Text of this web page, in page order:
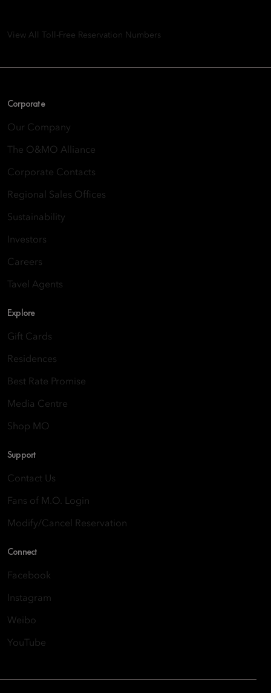
View All Toll-Free Reservation Numbers
Corporate
Our Company
The O&MO Alliance
Corporate Contacts
Regional Sales Offices
Sustainability
Investors
Careers
Tavel Agents
Explore
Gift Cards
Residences
Best Rate Promise
Media Centre
Shop MO
Support
Contact Us
Fans of M.O. Login
Modify/Cancel Reservation
Connect
Facebook
Instagram
Weibo
YouTube